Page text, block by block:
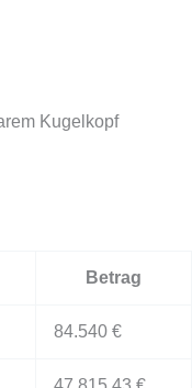
Kugelkopf
Betrag
84.540 €